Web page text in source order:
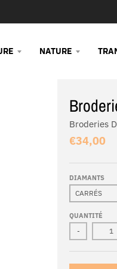
NATURE
Broderies
€34,00
DIAMANTS
QUANTITÉ
-